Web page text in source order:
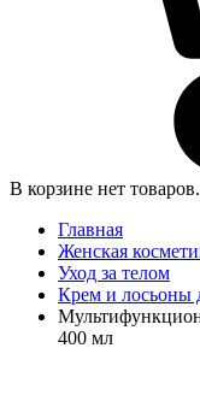
В корзине нет товаров.
Главная
Женская
Уход за телом
Крем и лосьоны
400 мл